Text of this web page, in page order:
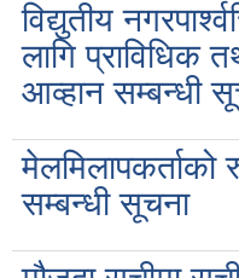
विद्युतीय
लागि प्राविधिक
आव्हान सम्बन्धी
सम्बन्धी सूचना